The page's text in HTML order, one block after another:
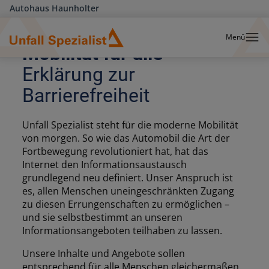
Autohaus Haunholter
Menü
Erklärung zur
Barrierefreiheit
Unfall Spezialist steht für die moderne Mobilität
von morgen. So wie das Automobil die Art der
Fortbewegung revolutioniert hat, hat das
Internet den Informationsaustausch
grundlegend neu definiert. Unser Anspruch ist
es, allen Menschen uneingeschränkten Zugang
zu diesen Errungenschaften zu ermöglichen –
und sie selbstbestimmt an unseren
Informationsangeboten teilhaben zu lassen.
Unsere Inhalte und Angebote sollen